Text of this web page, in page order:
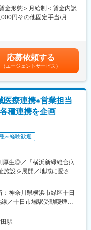
ーディーに成果創出を目指
ため、密なコミュニケー
ってプロジェクトを推進す
年に設立した創薬スター
社やベンチャーキャピタ
ど、勢いのある企業で
設計
的側面の強化
）との共同研究推進
在し、その内約1,500は
標的となったのはわずか
「Undruggable」とされ、
これまで創薬できなかった
の開発に取り組んでいま
medicineの創出に挑戦で
を効率的かつ高速に創出可
金形態＞月給制＜賃金内訳
円その他固定手当/月：
固定手当を含めた表記で
応募依頼する
（エージェントサービス）
医療連携※営業担当
種連携を企画
未経験歓迎
厚生◎／「横浜新緑総合病
施設を展開／地域に愛され
：神奈川県横浜市緑区十日
／十日市場駅受動喫煙対
定める事業所
駅